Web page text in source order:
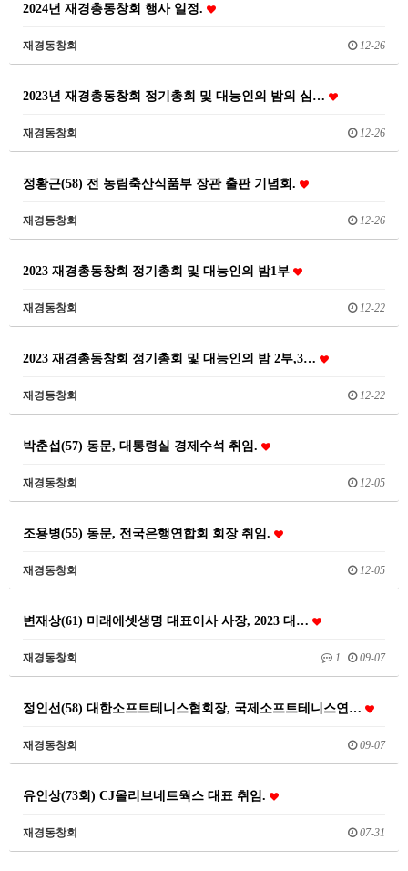
2024년 재경총동창회 행사 일정.
재경동창회 12-26
2023년 재경총동창회 정기총회 및 대능인의 밤의 심…
재경동창회 12-26
정황근(58) 전 농림축산식품부 장관 출판 기념회.
재경동창회 12-26
2023 재경총동창회 정기총회 및 대능인의 밤1부
재경동창회 12-22
2023 재경총동창회 정기총회 및 대능인의 밤 2부,3…
재경동창회 12-22
박춘섭(57) 동문, 대통령실 경제수석 취임.
재경동창회 12-05
조용병(55) 동문, 전국은행연합회 회장 취임.
재경동창회 12-05
변재상(61) 미래에셋생명 대표이사 사장, 2023 대…
재경동창회 1 09-07
정인선(58) 대한소프트테니스협회장, 국제소프트테니스연…
재경동창회 09-07
유인상(73회) CJ올리브네트웍스 대표 취임.
재경동창회 07-31